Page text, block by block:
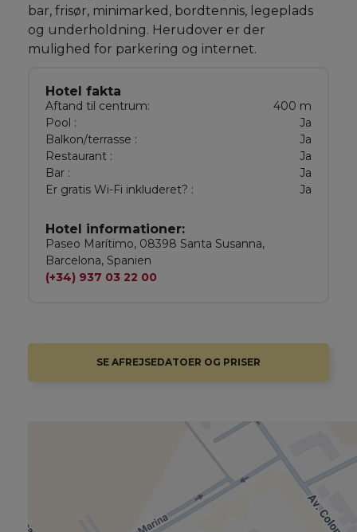
bar, frisør, minimarked, bordtennis, legeplads
og underholdning. Herudover er der
mulighed for parkering og internet.
Hotel fakta
Aftand til centrum:
400 m
Pool :
Ja
Balkon/terrasse :
Ja
Restaurant :
Ja
Bar :
Ja
Er gratis Wi-Fi inkluderet? :
Ja
Hotel informationer:
Paseo Marítimo, 08398 Santa Susanna,
Barcelona, Spanien
(+34) 937 03 22 00
SE AFREJSEDATOER OG PRISER